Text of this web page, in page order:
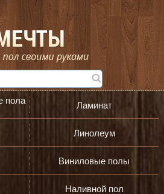
пола Ламинат
Линолеум
Виниловые полы
Наливной пол